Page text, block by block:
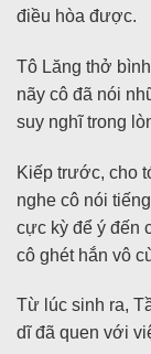
điều hòa được.
Tô Lăng thở
nãy cô đã nói
suy nghĩ trong
Kiếp trước, cho
nghe cô nói
cực kỳ để ý đến
cô ghét hắn vô
Từ lúc sinh ra,
dĩ đã quen với